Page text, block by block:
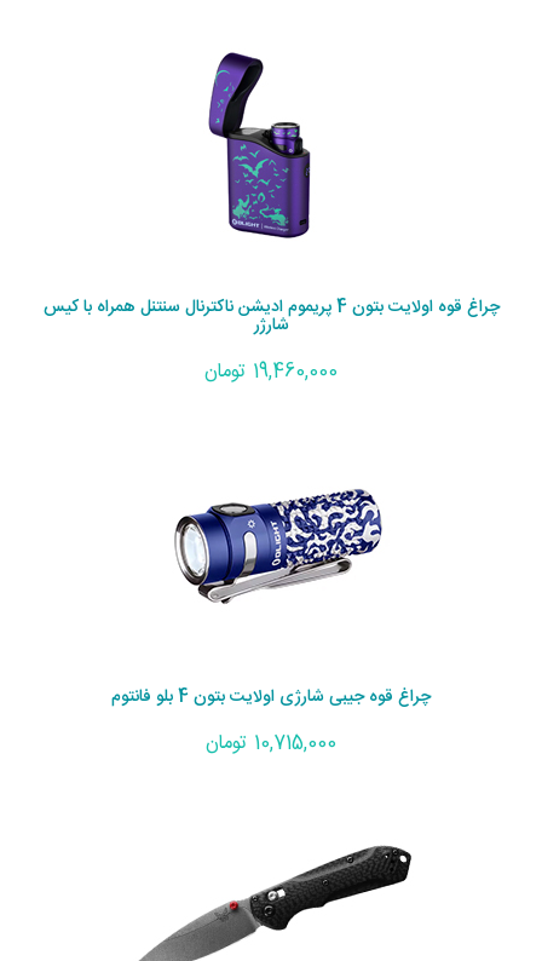
چراغ قوه اولایت بتون 4 پریموم ادیشن ناکترنال سنتنل همراه با کیس
شارژر
19,460,000 تومان
چراغ قوه جیبی شارژی اولایت بتون 4 بلو فانتوم
10,715,000 تومان